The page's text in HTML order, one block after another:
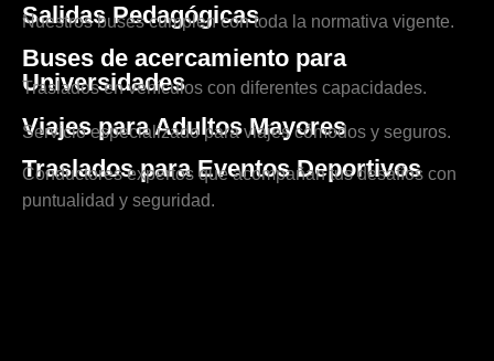
Salidas Pedagógicas
Nuestros buses cumplen con toda la normativa vigente.
Buses de acercamiento para
Universidades
Traslados en vehículos con diferentes capacidades.
Viajes para Adultos Mayores
Servicio especializado para viajes cómodos y seguros.
Traslados para Eventos Deportivos
Conductores expertos que acompañan tus desafíos con
puntualidad y seguridad.